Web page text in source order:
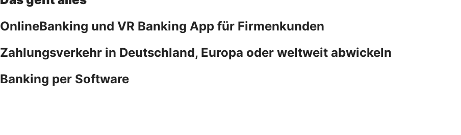
OnlineBanking und VR Banking App für Firmenkunden
Zahlungsverkehr in Deutschland, Europa oder weltweit abwickeln
Banking per Software